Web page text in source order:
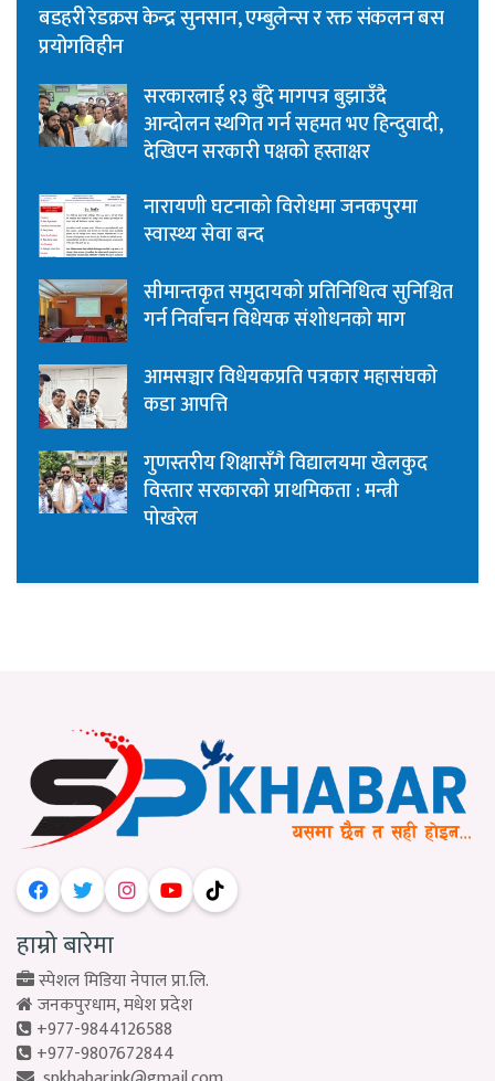
बडहरी रेडक्रस केन्द्र सुनसान, एम्बुलेन्स र रक्त संकलन बस
प्रयोगविहीन
सरकारलाई १३ बुँदे मागपत्र बुझाउँदै
आन्दोलन स्थगित गर्न सहमत भए हिन्दुवादी,
देखिएन सरकारी पक्षको हस्ताक्षर
नारायणी घटनाको विरोधमा जनकपुरमा
स्वास्थ्य सेवा बन्द
सीमान्तकृत समुदायको प्रतिनिधित्व सुनिश्चित
गर्न निर्वाचन विधेयक संशोधनको माग
आमसञ्चार विधेयकप्रति पत्रकार महासंघको
कडा आपत्ति
गुणस्तरीय शिक्षासँगै विद्यालयमा खेलकुद
विस्तार सरकारको प्राथमिकता : मन्त्री
पोखरेल
हाम्रो बारेमा
स्पेशल मिडिया नेपाल प्रा.लि.
जनकपुरधाम, मधेश प्रदेश
+977-9844126588
+977-9807672844